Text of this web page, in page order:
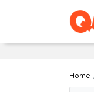
Home